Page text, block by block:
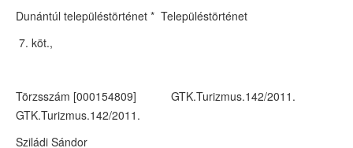
Dunántúl településtörténet * Településtörténet
7. köt.,
Törzsszám [000154809] GTK.Turizmus.142/2011.
GTK.Turizmus.142/2011.
Sziládi Sándor